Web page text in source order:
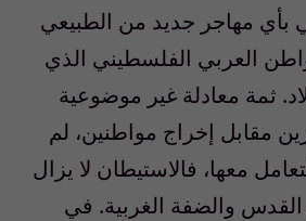
بأي مهاجر جديد من الطبيعي
العربي الفلسطيني الذي
ثمة معادلة غير موضوعية
مقابل إخراج مواطنين، لم
معها، فالاستيطان لا يزال
والضفة الغربية. في